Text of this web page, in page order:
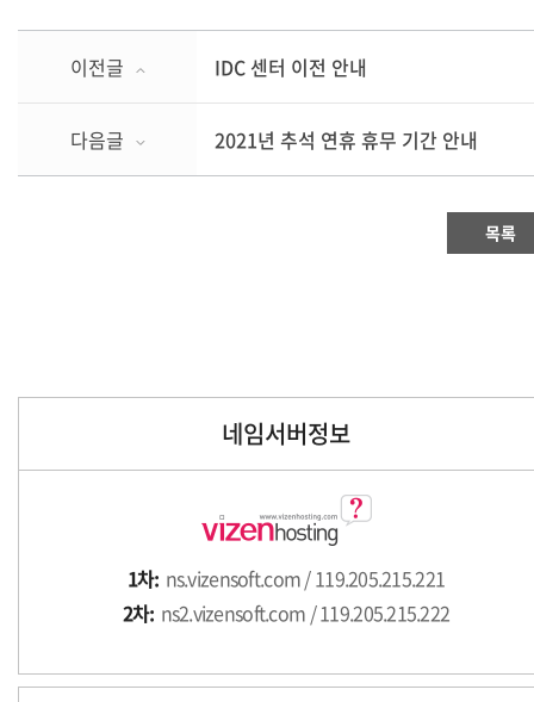
이전글 IDC 센터 이전 안내
다음글 2021년 추석 연휴 휴무 기간 안내
목록
네임서버정보
1차: ns.vizensoft.com / 119.205.215.221
2차: ns2.vizensoft.com / 119.205.215.222